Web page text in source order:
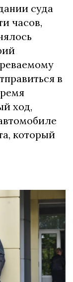
суда
часов,
в
ход,
который